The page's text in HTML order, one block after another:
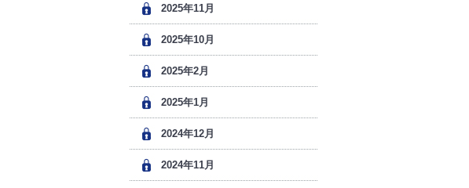
2025年11月
2025年10月
2025年2月
2025年1月
2024年12月
2024年11月